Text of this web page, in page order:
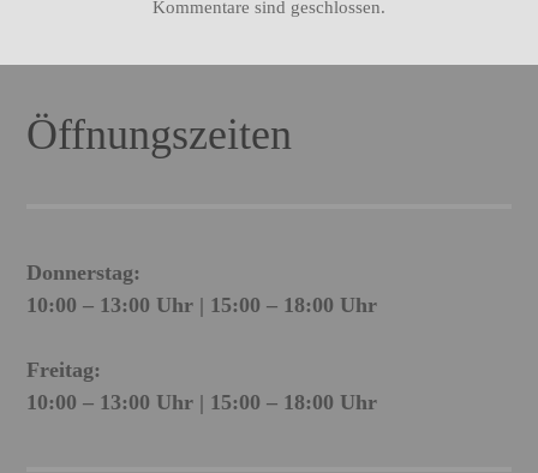
Kommentare sind geschlossen.
Öffnungszeiten
Donnerstag:
10:00 – 13:00 Uhr | 15:00 – 18:00 Uhr
Freitag:
10:00 – 13:00 Uhr | 15:00 – 18:00 Uhr